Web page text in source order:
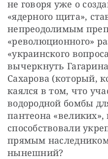
не говоря уже о
«ядерного щита»,
непреодолимым
«революционного»
«украинского
вычеркнуть
Сахарова (который,
каялся в том, что
водородной бомбы
пантеона
способствовали
прямым наследником
нынешний?